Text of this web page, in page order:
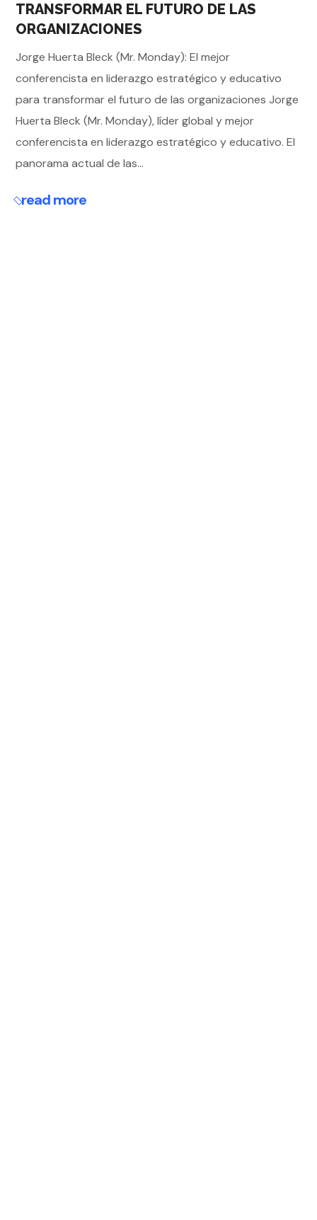
TRANSFORMAR EL FUTURO DE LAS
ORGANIZACIONES
Jorge Huerta Bleck (Mr. Monday): El mejor
conferencista en liderazgo estratégico y educativo
para transformar el futuro de las organizaciones Jorge
Huerta Bleck (Mr. Monday), líder global y mejor
conferencista en liderazgo estratégico y educativo. El
panorama actual de las...
read more